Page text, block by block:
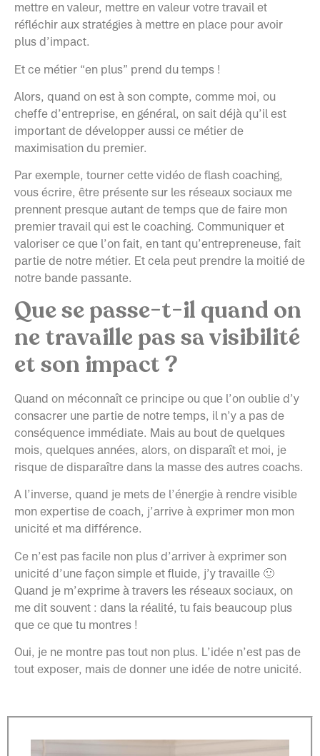
mettre en valeur, mettre en valeur votre travail et
réfléchir aux stratégies à mettre en place pour avoir
plus d’impact.
Et ce métier “en plus” prend du temps !
Alors, quand on est à son compte, comme moi, ou
cheffe d’entreprise, en général, on sait déjà qu’il est
important de développer aussi ce métier de
maximisation du premier.
Par exemple, tourner cette vidéo de flash coaching,
vous écrire, être présente sur les réseaux sociaux me
prennent presque autant de temps que de faire mon
premier travail qui est le coaching. Communiquer et
valoriser ce que l’on fait, en tant qu’entrepreneuse, fait
partie de notre métier. Et cela peut prendre la moitié de
notre bande passante.
Que se passe-t-il quand on
ne travaille pas sa visibilité
et son impact ?
Quand on méconnaît ce principe ou que l’on oublie d’y
consacrer une partie de notre temps, il n’y a pas de
conséquence immédiate. Mais au bout de quelques
mois, quelques années, alors, on disparaît et moi, je
risque de disparaître dans la masse des autres coachs.
A l’inverse, quand je mets de l’énergie à rendre visible
mon expertise de coach, j’arrive à exprimer mon mon
unicité et ma différence.
Ce n’est pas facile non plus d’arriver à exprimer son
unicité d’une façon simple et fluide, j’y travaille 🙂
Quand je m’exprime à travers les réseaux sociaux, on
me dit souvent : dans la réalité, tu fais beaucoup plus
que ce que tu montres !
Oui, je ne montre pas tout non plus. L’idée n’est pas de
tout exposer, mais de donner une idée de notre unicité.